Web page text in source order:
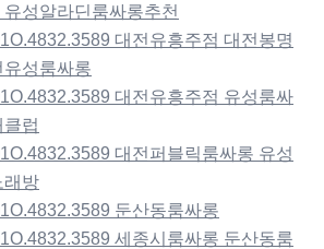
성알라딘룸싸롱추천
대전유흥주점 대전봉명
성룸싸롱
대전유흥주점 유성룸싸
럽
대전퍼블릭룸싸롱 유성
래방
둔산동룸싸롱
세종시룸싸롱 둔산동룸